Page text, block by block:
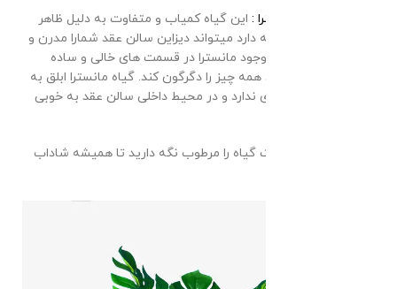
برگ انجیری مانسترا : این گیاه کمیاب و متفاوت به دلیل ظاهر
منحصر به فردی که دارد میتواند دیزاین سالن عقد شمارا مدرن و
شیک جلوه بدهد. وجود مانسترا در قسمت های خالی و ساده
سالن عقد میتواند همه چیز را دگرگون کند. گیاه مانسترا ابلق به
نور مستقیم نیازی ندارد و در محیط داخلی سالن عقد به خوبی
فقط کافیست که خاک گیاه را مرطوب نگه دارید تا همیشه شاداب